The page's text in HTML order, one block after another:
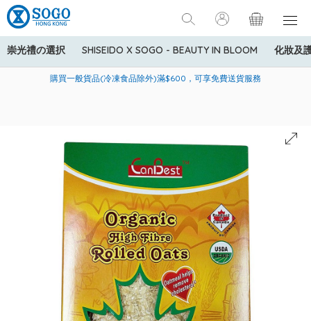
崇光禮の選択 SHISEIDO X SOGO - BEAUTY IN BLOOM 化妝及
美國運通Explorer®信用卡會員購物禮遇：高達5%簽賬回贈！
購買一般貨品(冷凍食品除外)滿$600，可享免費送貨服務
寄送中國內地服務只適用於指定商品，若訂單金額少於HK$600(折